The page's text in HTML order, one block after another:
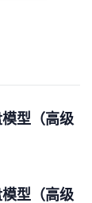
型（高级
型（高级